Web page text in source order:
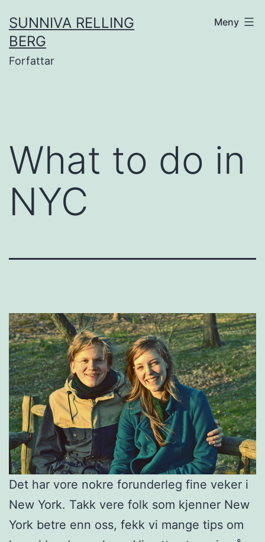
til
innhold
SUNNIVA RELLING
BERG
Forfattar
Meny
What to do in
NYC
Det har vore nokre forunderleg fine veker i
New York. Takk vere folk som kjenner New
York betre enn oss, fekk vi mange tips om